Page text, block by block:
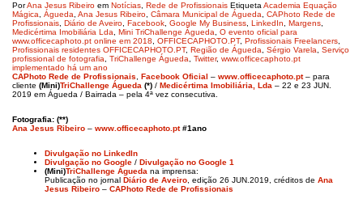
PorAna Jesus Ribeiro em Notícias Rede de Profissionais Etiqueta Academia Equação
Mágica
Águeda Ana Jesus Ribeiro Câmara Municipal de Águeda
CAPhoto Rede de
Profissionais Diário de Aveiro Facebook Google My Business LinkedIn Margens
Medicértima Imobiliária Lda
Mini TriChallenge Águeda
O evento oficial para
www.officecaphoto.pt online em 2018
OFFICECAPHOTO.PT, Profissionais Freelancers
Profissionais residentes OFFICECAPHOTO.PT, Região de Águeda Sérgio Varela
Serviço
profissional de fotografia
TriChallenge Águeda Twitter, www.officecaphoto.pt
implementado há um ano
CAPhoto Rede de Profissionais
Facebook Oficial – www.officecaphoto.pt– para
cliente (Mini)TriChallenge Águeda (*) / Medicértima Imobiliária, Lda – 22 e 23 JUN.
2019 em Águeda / Bairrada – pela 4ª vez consecutiva.
Fotografia: (**)
Ana Jesus Ribeiro – www.officecaphoto.pt#1ano
Divulgação no LinkedIn
Divulgação no Google / Divulgação no Google 1
(Mini)TriChallenge Águeda na imprensa:
Publicação no jornal Diário de Aveiro , edição 26 JUN.2019, créditos de Ana
Jesus Ribeiro – CAPhoto Rede de Profissionais